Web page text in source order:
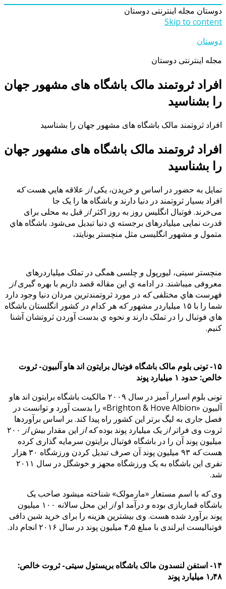
دوستان مجله اینترنتی دوستان
Skip to content
دوستان
مجله اینترنتی دوستان
افراد ثروتمند مالک باشگاه های مشهور جهان
را بشناسید
افراد ثروتمند مالک باشگاه های مشهور جهان را بشناسید
افراد ثروتمند مالک باشگاه های مشهور جهان
را بشناسید
تمایل به حضور در اساس و خریدن، یکیاز علاقه هایي هستکه
افراد بسیار ثروتمند در دنیا دارند و باشگاه ها را یک جا
می‌خرند. فوتبال انگلیس روز به روز اکثراز قبل به محلی برای
قدرت نمایی میلیادرهای برجسته ي دنیا تبدیل می‌شود. باشگاه هاي
متمول و مشهور انگلیسی مثل منچستر یونایتد،
منچستر سیتی، لیورپول و چلسی همگی در تملک میلیاردرهای
معروفی میباشند. در ادامه ي این مقاله قصد داریم با بهره گیریاز
فهرست هاي مختلفیکه در مورد ثروتمندترین مردان دنیا وجود دارد
شما را با ۱۵ میلیاردر مشهور
که هر کدام در کشور انگلستان باشگاه
هاي فوتبال را در تملک دارند و نحوه ي بدست آوردن ثروتشان آشنا
کنیم.
۱۵- تونی بلوم مالک باشگاه فوتبال برایتون اند هاو آلبیون- ثروت
خالص: حدود ۱ میلیارد پوند
تونی بلوم اسرار آمیز در سال ۲۰۰۹ مالکیت باشگاه برایتون اند هاو
آلبیون «Brighton & Hove Albion» را بدست آورد
و توانست در
فصل جاری به لیگ برتر این کشور راه پیدا کند. بر اساس برآوردها
ثروت وی فراتراز یک میلیارد پوند بودهکه از این مقدار بیشاز ۲۰۰
میلیون پوند آن را در باشگاه فوتبال برایتون سرمایه گذاری کرده
هستکه
۹۳ میلیون پوند آن صرف تبدیل کردن ورزشگاه ۳۰ هزار
نفری این باشگاه به یک ورزشگاه مجهز و
خوشگل در سال ۲۰۱۱
شد.
ویکه با اسم مستعار «مارمولک» شناخته میشود صاحب یک
باشگاه قماربازی بوده و درآمد اواز
این محل سالانه ۱۰۰ میلیون
پوند برآورد شده هست. وی بیشترین هزینه را برای خرید شین دافی
فوتبالیست ایرلندی با مبلغ ۴٫۵ میلیون پوند در سال ۲۰۱۶ انجام داد.
۱۴- استفن لنسدون مالک باشگاه بریستول سیتی- ثروت خالص:
۱٫۴۸ میلیارد پوند